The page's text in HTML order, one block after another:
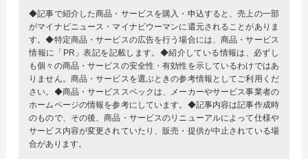
◆記事で紹介した商品・サービスを購入・申込すると、売上の一部
がマイナビニュース・マイナビウーマンに還元されることがありま
す。◆特定商品・サービスの広告を行う場合には、商品・サービス
情報に「PR」表記を記載します。◆紹介している情報は、必ずし
も個々の商品・サービスの安全性・有効性を示しているわけではあ
りません。商品・サービスを選ぶときの参考情報としてご利用くだ
さい。◆商品・サービススペックは、メーカーやサービス事業者の
ホームページの情報を参考にしています。◆記事内容は記事作成時
のもので、その後、商品・サービスのリニューアルによって仕様や
サービス内容が変更されていたり、販売・提供が中止されている場
合があります。